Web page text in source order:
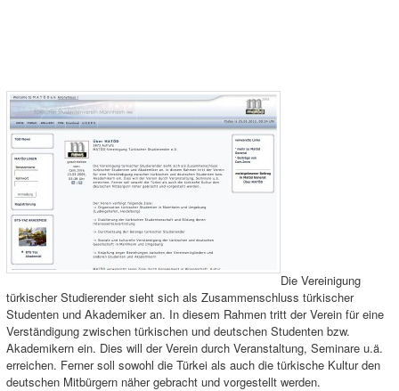
Die Vereinigung
türkischer Studierender sieht sich als Zusammenschluss türkischer
Studenten und Akademiker an. In diesem Rahmen tritt der Verein für eine
Verständigung zwischen türkischen und deutschen Studenten bzw.
Akademikern ein. Dies will der Verein durch Veranstaltung, Seminare u.ä.
erreichen. Ferner soll sowohl die Türkei als auch die türkische Kultur den
deutschen Mitbürgern näher gebracht und vorgestellt werden.